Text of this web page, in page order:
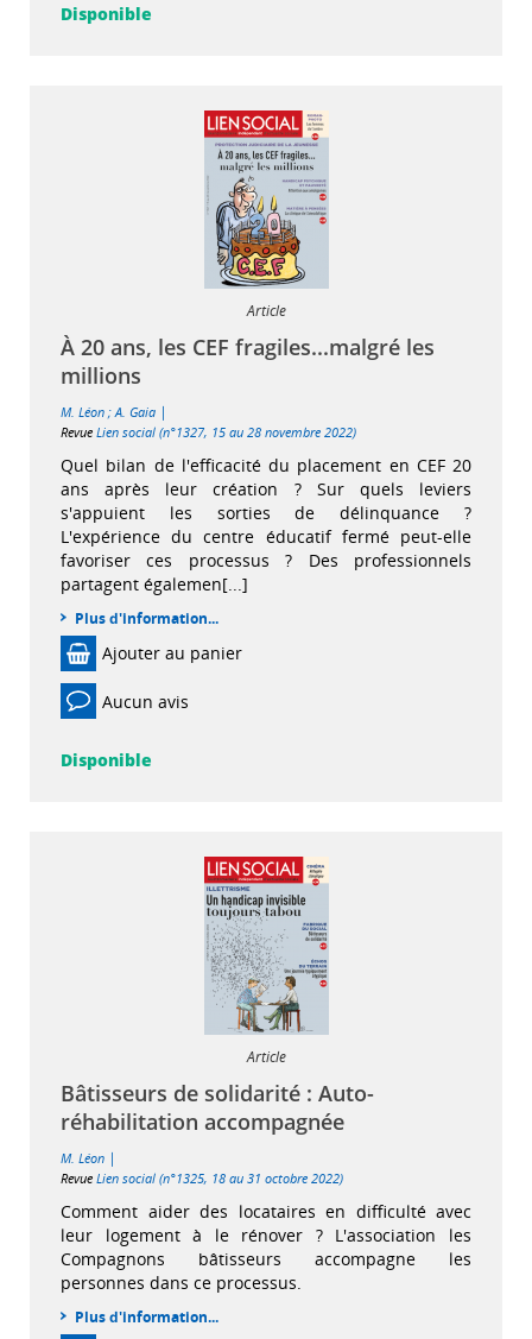
Disponible
Article
À 20 ans, les CEF fragiles...malgré les
millions
M. Léon ; A. Gaia |
Revue Lien social (n°1327, 15 au 28 novembre 2022)
Quel bilan de l'efficacité du placement en CEF 20
ans après leur création ? Sur quels leviers
s'appuient les sorties de délinquance ?
L'expérience du centre éducatif fermé peut-elle
favoriser ces processus ? Des professionnels
partagent égalemen[...]
Plus d'information...
Ajouter au panier
Aucun avis
Disponible
Article
Bâtisseurs de solidarité : Auto-
réhabilitation accompagnée
M. Léon |
Revue Lien social (n°1325, 18 au 31 octobre 2022)
Comment aider des locataires en difficulté avec
leur logement à le rénover ? L'association les
Compagnons bâtisseurs accompagne les
personnes dans ce processus.
Plus d'information...